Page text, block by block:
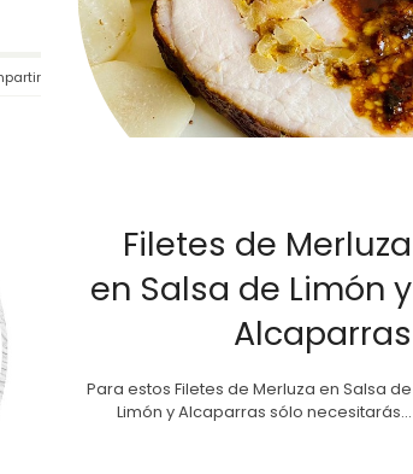
Filetes de Merluza
en Salsa de Limón y
Alcaparras
Para estos Filetes de Merluza en Salsa de
Limón y Alcaparras sólo necesitarás...